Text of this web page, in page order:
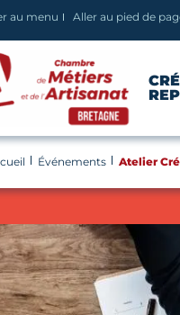
cookies
au menu Aller au pied de
Événements Atelier